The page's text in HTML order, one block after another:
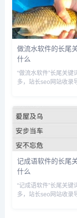
机备忘软件下载,手机备
怎么用,手机备忘软件在
做流水软件的长尾
什么
“做流水软件”长尾关键
多，站长seo网站收录
个好,流水制作软件多少
水账软件,流水生成软件,
记成语软件的长尾
什么
“记成语软件”长尾关键
多，站长seo网站收录